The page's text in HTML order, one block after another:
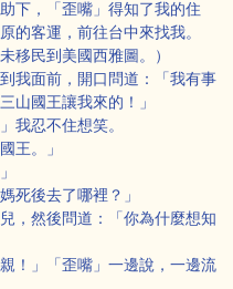
下，「歪嘴」得知了我的住
的客運，前往台中來找我。
移民到美國西雅圖。）
我面前，開口問道：「我有事
山國王讓我來的！」
我忍不住想笑。
王。」
死後去了哪裡？」
，然後問道：「你為什麼想知
親！」「歪嘴」一邊說，一邊流